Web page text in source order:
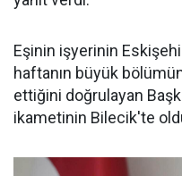
Eşinin işyerinin
haftanın büyük
ettiğini doğrulayan
ikametinin Bilecik'te